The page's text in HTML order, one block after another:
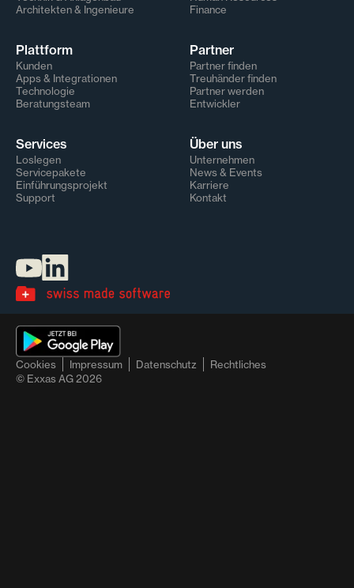
Architekten & Ingenieure
Finance
Plattform
Kunden
Apps & Integrationen
Technologie
Beratungsteam
Partner
Partner finden
Treuhänder finden
Partner werden
Entwickler
Services
Loslegen
Servicepakete
Einführungsprojekt
Support
Über uns
Unternehmen
News & Events
Karriere
Kontakt
Cookies Impressum Datenschutz
Rechtliches
© Exxas AG 2026